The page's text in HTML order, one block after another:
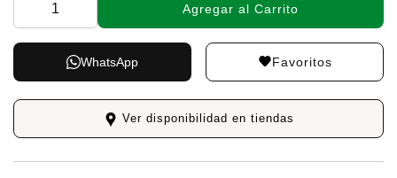
Agregar al Carrito
Favoritos
WhatsApp
Ver disponibilidad en tiendas